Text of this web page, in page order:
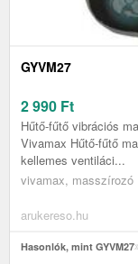
GYVM27
2 990 Ft
Hűtő-fűtő vibrációs
Vivamax Hűtő-fűtő
kellemes ventiláci...
vivamax, masszírozó
arukereso.hu
Hasonlók, mint GYVM27